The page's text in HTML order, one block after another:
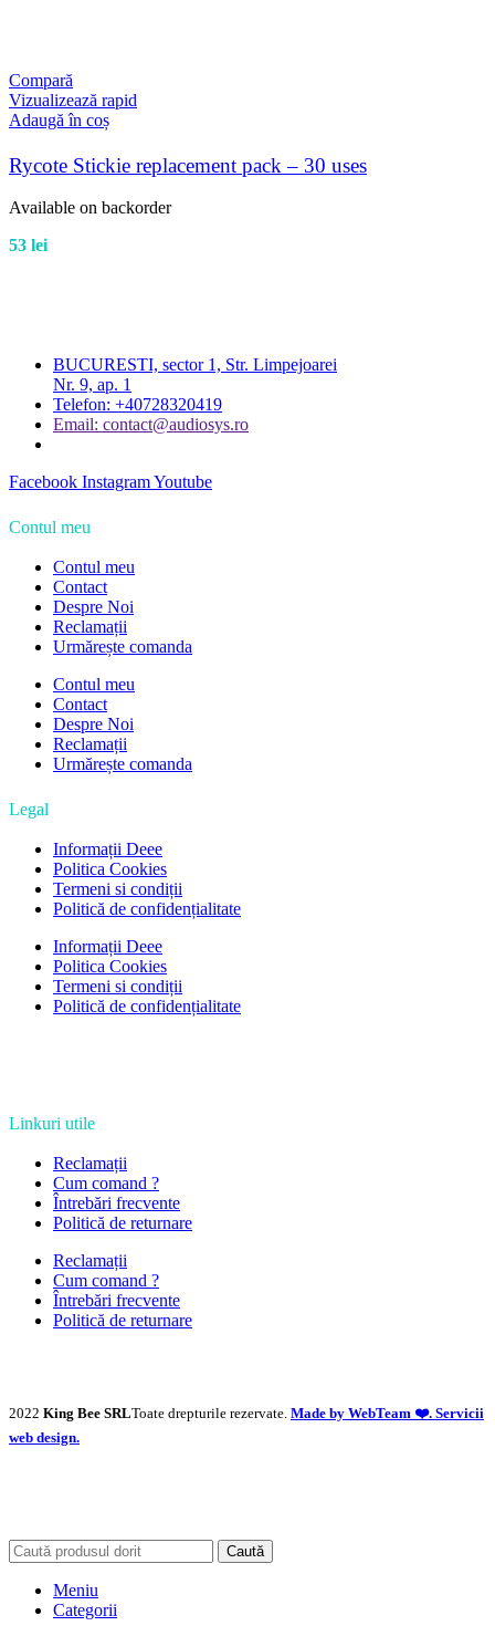
Compară
Vizualizează rapid
Adaugă în coș
Rycote Stickie replacement pack – 30 uses
Available on backorder
53 lei
BUCURESTI, sector 1, Str. Limpejoarei
Nr. 9, ap. 1
Telefon: +40728320419
Email: contact@audiosys.ro
Facebook InstagramYoutube
Contul meu
Contul meu
Contact
Despre Noi
Reclamații
Urmărește comanda
Contul meu
Contact
Despre Noi
Reclamații
Urmărește comanda
Legal
Informații Deee
Politica Cookies
Termeni si condiții
Politică de confidențialitate
Informații Deee
Politica Cookies
Termeni si condiții
Politică de confidențialitate
Linkuri utile
Reclamații
Cum comand ?
Întrebări frecvente
Politică de returnare
Reclamații
Cum comand ?
Întrebări frecvente
Politică de returnare
2022 King Bee SRLToate drepturile rezervate. Made by WebTeam ❤️. Servicii
web design.
Caută
Meniu
Categorii